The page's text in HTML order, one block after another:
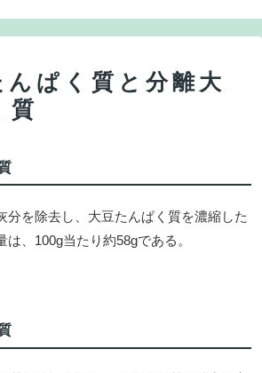
んぱく質と分離大
質
分を除去し、大豆たんぱく質を濃縮した
は、100g当たり約58gである。